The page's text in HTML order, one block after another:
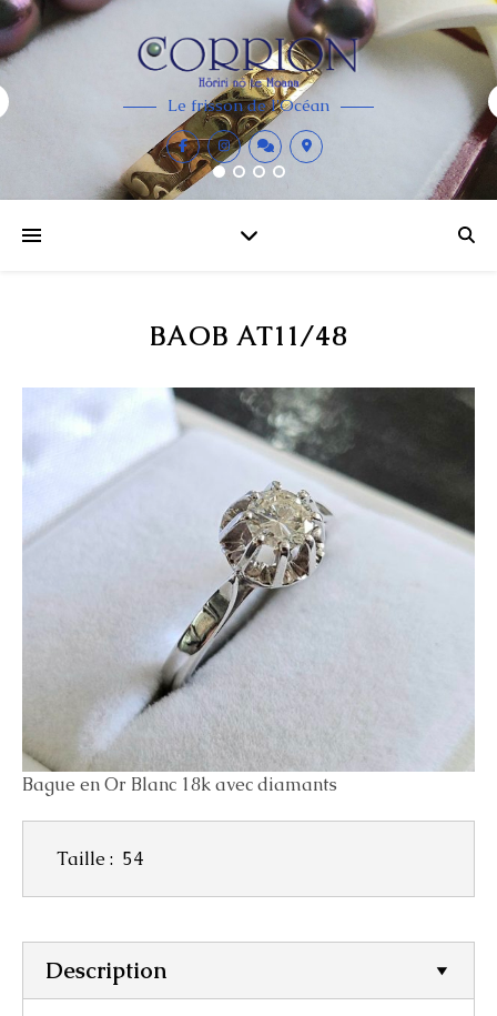
Le frisson de l'Océan
BAOB AT11/48
Bague en Or Blanc 18k avec diamants
Taille : 54
Description